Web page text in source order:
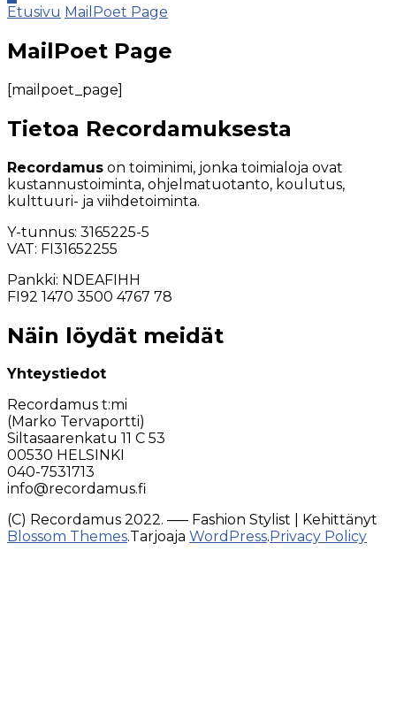
Etusivu MailPoet Page
MailPoet Page
[mailpoet_page]
Tietoa Recordamuksesta
Recordamus on toiminimi, jonka toimialoja ovat
kustannustoiminta, ohjelmatuotanto, koulutus,
kulttuuri- ja viihdetoiminta.
Y-tunnus: 3165225-5
VAT: FI31652255
Pankki: NDEAFIHH
FI92 1470 3500 4767 78
Näin löydät meidät
Yhteystiedot
Recordamus t:mi
(Marko Tervaportti)
Siltasaarenkatu 11 C 53
00530 HELSINKI
040-7531713
info@recordamus.fi
(C) Recordamus 2022. ––– Fashion Stylist | Kehittänyt
Blossom Themes.Tarjoaja WordPress. Privacy Policy